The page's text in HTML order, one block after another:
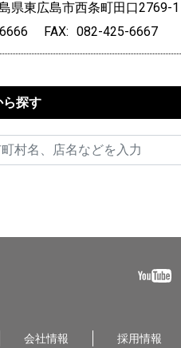
県東広島市西条町田口2769-1
FAX 082-425-6667
ら探す
会社情報 採用情報